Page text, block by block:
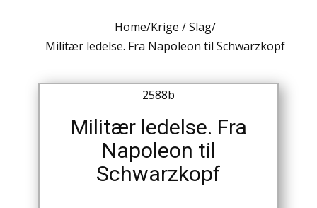
Amerika / USA
Antikke / Specielle Bøger
Antikviteter
Arkæologi
Home/Krige / Slag/
Militær ledelse. Fra Napoleon til Schwarzkopf
2588b
Militær ledelse. Fra
Napoleon til
Schwarzkopf